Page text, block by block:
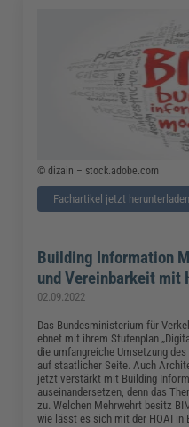
© dizain – stock.adobe.com
Fachartikel jetzt herunterladen
Building Information
und Vereinbarkeit mit
02.09.2022
Das Bundesministerium für
ebnet mit ihrem Stufenplan
die umfangreiche Umsetzung
auf staatlicher Seite. Auch
jetzt verstärkt mit Building
auseinandersetzen, denn das
zu. Welchen Mehrwehrt besitz
wie lässt es sich mit der HOAI in